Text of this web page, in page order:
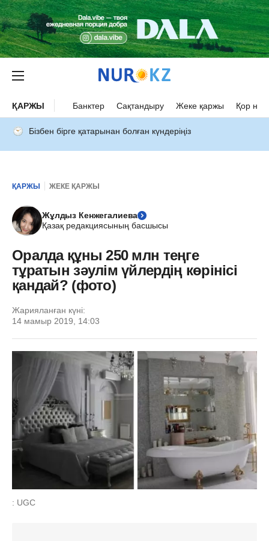
ҚАРЖЫ Банктер Сақтандыру Жеке қаржы Қор
Бізбен бірге қатарынан болған күндеріңіз
ҚАРЖЫ ЖЕКЕ ҚАРЖЫ
Жұлдыз Кенжегалиева
Қазақ редакциясының басшысы
Оралда құны 250 млн теңге
тұратын зәулім үйлердің көрінісі
қандай? (фото)
Жарияланған күні:
14 мамыр 2019, 14:03
: UGC